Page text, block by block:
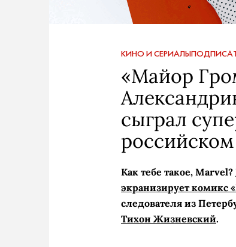
КИНО И СЕРИАЛЫ
«Майор
сыграл
Как тебе такое, Marvel?
экранизирует комикс
следователя из
Тихон Жизневский.